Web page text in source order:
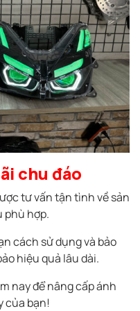
chu đáo
tư vấn tận tình về sản
phù hợp.
cách sử dụng và bảo
hiệu quả lâu dài.
nay để nâng cấp ánh
của bạn!